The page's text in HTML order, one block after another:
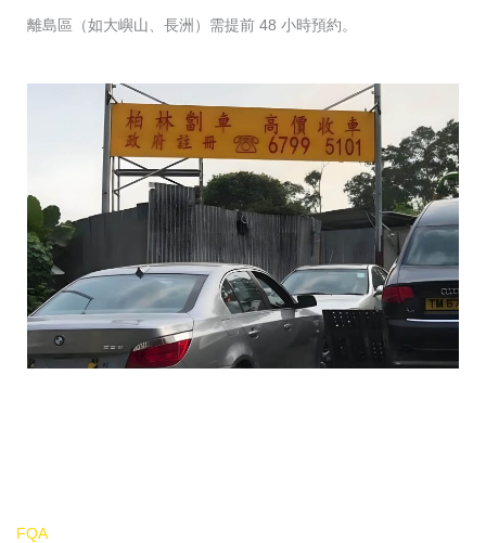
離島區（如大嶼山、長洲）需提前 48 小時預約。
FQA